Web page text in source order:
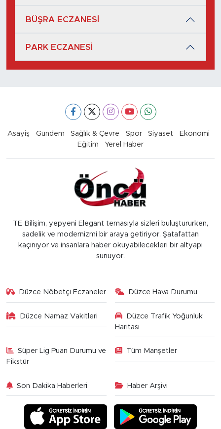
BÜŞRA ECZANESİ
PARK ECZANESİ
Asayiş Gündem Sağlık & Çevre Spor Siyaset
Ekonomi
Eğitim
Yerel Haber
TE Bilişim, yepyeni Elegant temasıyla sizleri buluştururken,
sadelik ve modernizmi bir araya getiriyor. Şatafattan
kaçınıyor ve insanlara haber okuyabilecekleri bir altyapı
sunuyor.
Düzce Nöbetçi Eczaneler Düzce Hava Durumu
Düzce Namaz Vakitleri
Düzce Trafik Yoğunluk
Haritası
Süper Lig Puan Durumu ve
Fikstür
Tüm Manşetler
Son Dakika Haberleri Haber Arşivi